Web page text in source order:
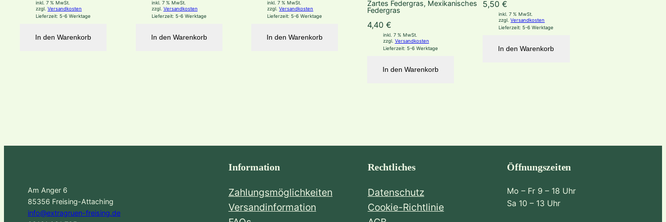
e
n
g
inkl. 7 % MwSt.
zzgl. Versandkosten
Lieferzeit: 5-6 Werktage
In den Warenkorb
inkl. 7 % MwSt.
zzgl. Versandkosten
Lieferzeit: 5-6 Werktage
In den Warenkorb
inkl. 7 % MwSt.
zzgl.Versandkosten
Lieferzeit:5-6 Werktage
In den Warenkorb
Zartes Federgras, Mexikanisches
Federgras
4,40 €
inkl. 7 % MwSt.
zzgl. Versandkosten
Lieferzeit: 5-6 Werktage
In den Warenkorb
5,50€
inkl. 7 % MwSt.
zzgl.Versandkosten
Lieferzeit:5-6 Werktage
In den Warenkorb
Am Anger 6
85356 Freising-Attaching
info@extragruen-freising.de
Information
Zahlungsmöglichkeiten
Versandinformation
Rechtliches
Datenschutz
Cookie-Richtlinie
Öffnungszeiten
Mo – Fr 9 – 18 Uhr
Sa 10 – 13 Uhr